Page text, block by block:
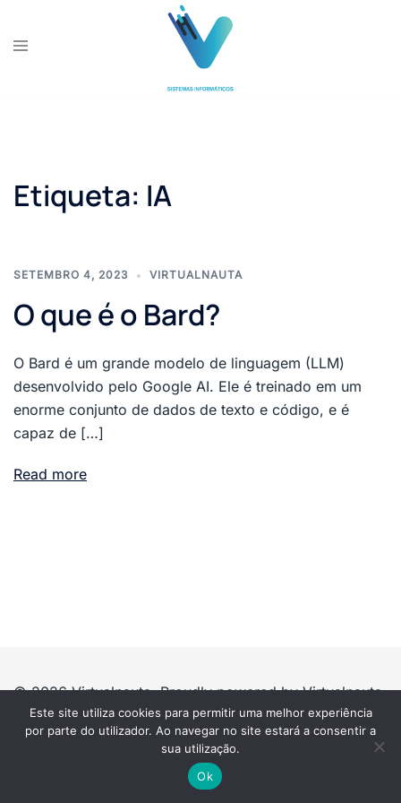
Etiqueta: IA
SETEMBRO 4, 2023 VIRTUALNAUTA
O que é o Bard?
O Bard é um grande modelo de linguagem (LLM)
desenvolvido pelo Google AI. Ele é treinado em um
enorme conjunto de dados de texto e código, e é
capaz de […]
Read more
© 2026 Virtualnauta. Proudly powered by Virtualnauta
Este site utiliza cookies para permitir uma melhor experiência
por parte do utilizador. Ao navegar no site estará a consentir a
sua utilização.
Ok